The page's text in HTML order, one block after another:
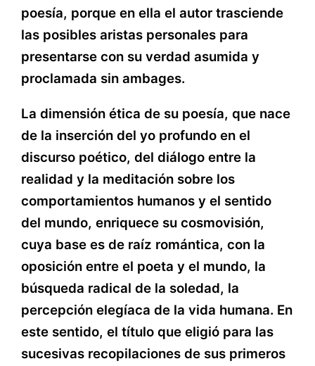
poesía, porque en ella el autor trasciende
las posibles aristas personales para
presentarse con su verdad asumida y
proclamada sin ambages.
La dimensión ética de su poesía, que nace
de la inserción del yo profundo en el
discurso poético, del diálogo entre la
realidad y la meditación sobre los
comportamientos humanos y el sentido
del mundo, enriquece su cosmovisión,
cuya base es de raíz romántica, con la
oposición entre el poeta y el mundo, la
búsqueda radical de la soledad, la
percepción elegíaca de la vida humana. En
este sentido, el título que eligió para las
sucesivas recopilaciones de sus primeros